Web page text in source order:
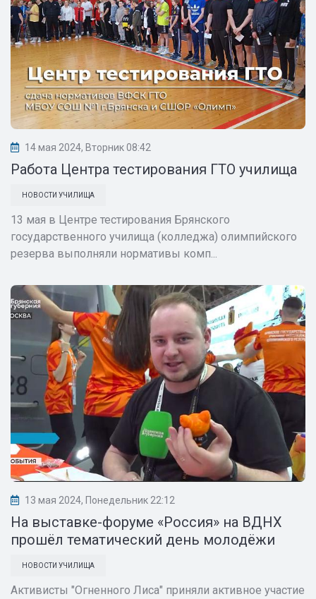
14 мая 2024, Вторник 08:42
Работа Центра тестирования ГТО училища
НОВОСТИ УЧИЛИЩА
13 мая в Центре тестирования Брянского
государственного училища (колледжа) олимпийского
резерва выполняли нормативы комп...
13 мая 2024, Понедельник 22:12
На выставке-форуме «Россия» на ВДНХ
прошёл тематический день молодёжи
НОВОСТИ УЧИЛИЩА
Активисты "Огненного Лиса" приняли активное участие